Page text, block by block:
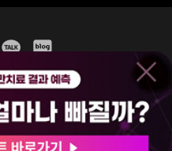
홈페이지 이용약관
가
로52길 7, 3~4층(서초동, 제일빌딩)
ㅣ김남철